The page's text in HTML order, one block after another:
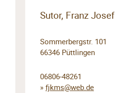
Sutor, Franz Josef
Sommerbergstr. 101
66346 Püttlingen
06806-48261
» fjkms@web.de